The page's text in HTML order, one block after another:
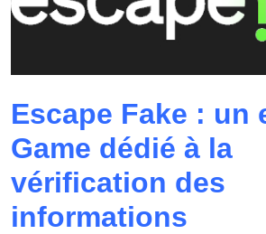
Escape Fake : un
Game dédié à la
vérification des
informations